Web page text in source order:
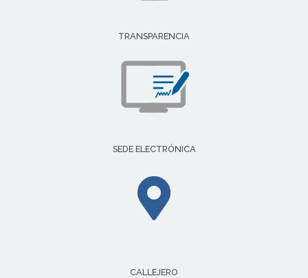
TRANSPARENCIA
SEDE ELECTRÓNICA
CALLEJERO